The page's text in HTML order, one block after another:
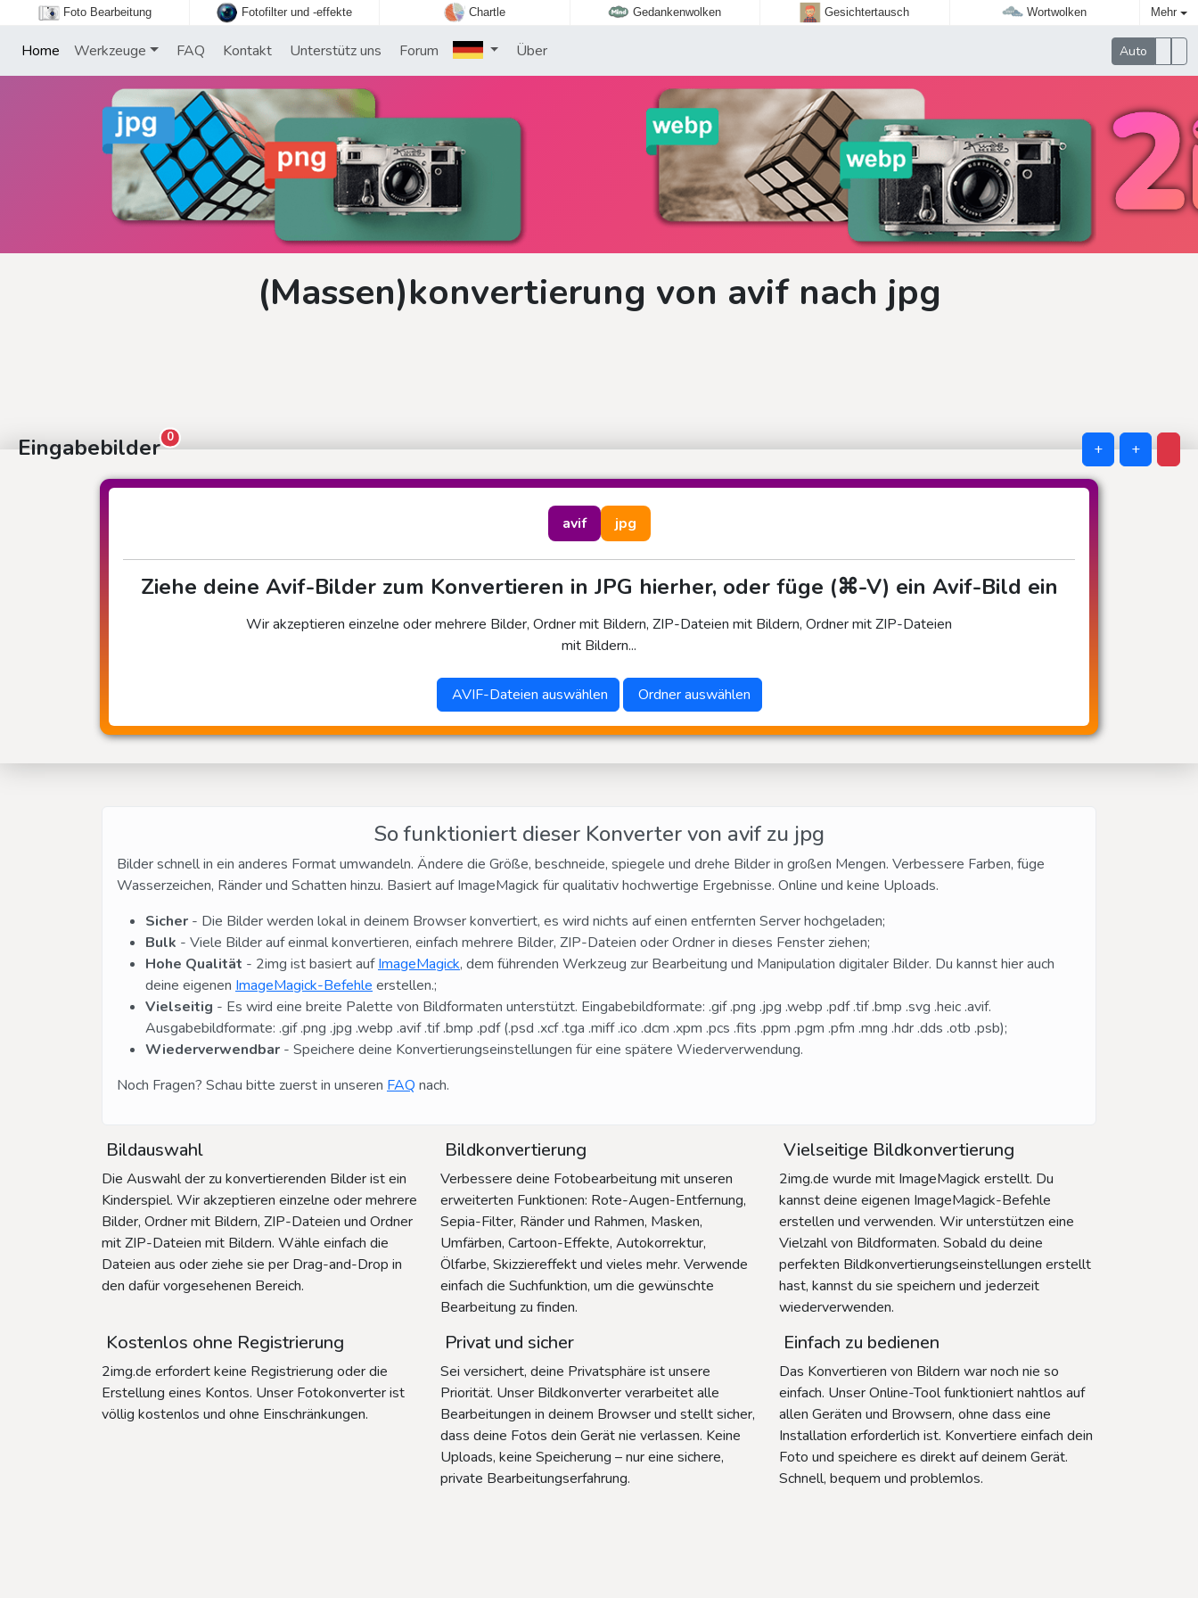
Foto Bearbeitung Fotofilter und -effekte Chartle Gedankenwolken Gesichtertausch Wortwolken Mehr
Home Werkzeuge FAQ Kontakt Unterstütz uns Forum Über Auto
(Massen)konvertierung von avif nach jpg
0
Eingabebilder + +
avif jpg
Ziehe deine Avif-Bilder zum Konvertieren in JPG hierher, oder füge (⌘-V) ein Avif-Bild ein
Wir akzeptieren einzelne oder mehrere Bilder, Ordner mit Bildern, ZIP-Dateien mit Bildern, Ordner mit ZIP-Dateien
mit Bildern...
AVIF-Dateien auswählen Ordner auswählen
So funktioniert dieser Konverter von avif zu jpg
Bilder schnell in ein anderes Format umwandeln. Ändere die Größe, beschneide, spiegele und drehe Bilder in großen Mengen. Verbessere Farben, füge
Wasserzeichen, Ränder und Schatten hinzu. Basiert auf ImageMagick für qualitativ hochwertige Ergebnisse. Online und keine Uploads.
Sicher - Die Bilder werden lokal in deinem Browser konvertiert, es wird nichts auf einen entfernten Server hochgeladen;
Bulk - Viele Bilder auf einmal konvertieren, einfach mehrere Bilder, ZIP-Dateien oder Ordner in dieses Fenster ziehen;
Hohe Qualität - 2img ist basiert aufImageMagick, dem führenden Werkzeug zur Bearbeitung und Manipulation digitaler Bilder. Du kannst hier auch
deine eigenen ImageMagick-Befehle erstellen.;
Vielseitig - Es wird eine breite Palette von Bildformaten unterstützt. Eingabebildformate: .gif .png .jpg .webp .pdf .tif .bmp .svg .heic .avif.
Ausgabebildformate: .gif .png .jpg .webp .avif .tif .bmp .pdf (.psd .xcf .tga .miff .ico .dcm .xpm .pcs .fits .ppm .pgm .pfm .mng .hdr .dds .otb .psb);
Wiederverwendbar - Speichere deine Konvertierungseinstellungen für eine spätere Wiederverwendung.
Noch Fragen? Schau bitte zuerst in unseren FAQ nach.
Bildauswahl
Die Auswahl der zu konvertierenden Bilder ist ein
Kinderspiel. Wir akzeptieren einzelne oder mehrere
Bilder, Ordner mit Bildern, ZIP-Dateien und Ordner
mit ZIP-Dateien mit Bildern. Wähle einfach die
Dateien aus oder ziehe sie per Drag-and-Drop in
den dafür vorgesehenen Bereich.
Bildkonvertierung
Verbessere deine Fotobearbeitung mit unseren
erweiterten Funktionen: Rote-Augen-Entfernung,
Sepia-Filter, Ränder und Rahmen, Masken,
Umfärben, Cartoon-Effekte, Autokorrektur,
Ölfarbe, Skizziereffekt und vieles mehr. Verwende
einfach die Suchfunktion, um die gewünschte
Bearbeitung zu finden.
Vielseitige Bildkonvertierung
2img.de wurde mit ImageMagick erstellt. Du
kannst deine eigenen ImageMagick-Befehle
erstellen und verwenden. Wir unterstützen eine
Vielzahl von Bildformaten. Sobald du deine
perfekten Bildkonvertierungseinstellungen erstellt
hast, kannst du sie speichern und jederzeit
wiederverwenden.
Kostenlos ohne Registrierung
2img.de erfordert keine Registrierung oder die
Erstellung eines Kontos. Unser Fotokonverter ist
völlig kostenlos und ohne Einschränkungen.
Privat und sicher
Sei versichert, deine Privatsphäre ist unsere
Priorität. Unser Bildkonverter verarbeitet alle
Bearbeitungen in deinem Browser und stellt sicher,
dass deine Fotos dein Gerät nie verlassen. Keine
Uploads, keine Speicherung – nur eine sichere,
private Bearbeitungserfahrung.
Einfach zu bedienen
Das Konvertieren von Bildern war noch nie so
einfach. Unser Online-Tool funktioniert nahtlos auf
allen Geräten und Browsern, ohne dass eine
Installation erforderlich ist. Konvertiere einfach dein
Foto und speichere es direkt auf deinem Gerät.
Schnell, bequem und problemlos.